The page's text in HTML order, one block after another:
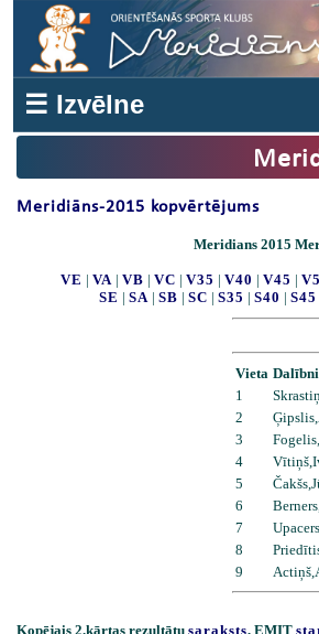
☰ Izvēlne
Meridiāns-2015 kopvērtējums
Meridians 2015
VE | VA | VB | VC | V35 | V40 | V45 |
SE | SA| SB | SC | S35 | S40 | S45
Vieta
1
2
3
4
5
6
7
8
9
Kopējais 2.kārtas rezultātu saraksts, EMIT